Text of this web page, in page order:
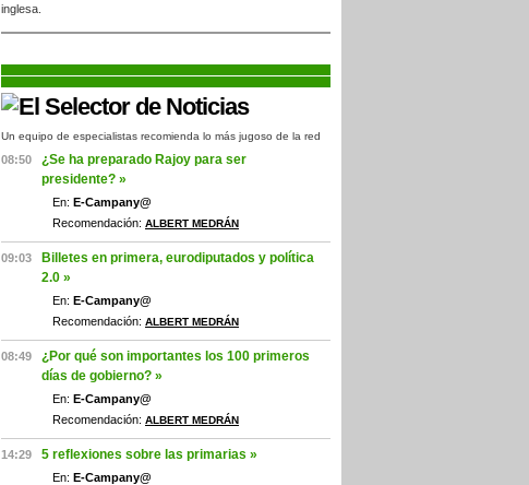
inglesa.
Un equipo de especialistas recomienda lo más jugoso de la red
08:50
¿Se ha preparado Rajoy para ser
presidente? »
En: E-Campany@
Recomendación: ALBERT MEDRÁN
09:03
Billetes en primera, eurodiputados y política
2.0 »
En: E-Campany@
Recomendación: ALBERT MEDRÁN
08:49
¿Por qué son importantes los 100 primeros
días de gobierno? »
En: E-Campany@
Recomendación: ALBERT MEDRÁN
14:29 5 reflexiones sobre las primarias »
En: E-Campany@